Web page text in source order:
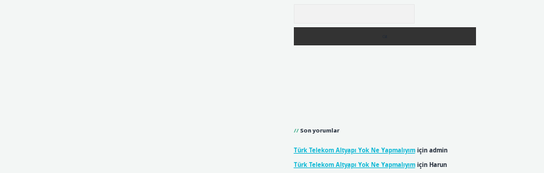
Son yorumlar
Türk Telekom Altyapı Yok Ne Yapmalıyımiçin admin
Türk Telekom Altyapı Yok Ne Yapmalıyımiçin Harun